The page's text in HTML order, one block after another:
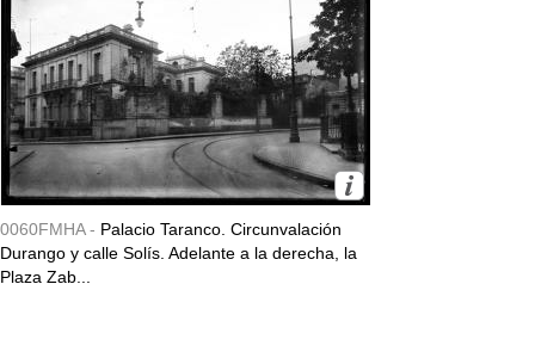
0060FMHA - Palacio Taranco. Circunvalación
Durango y calle Solís. Adelante a la derecha, la
Plaza Zab...